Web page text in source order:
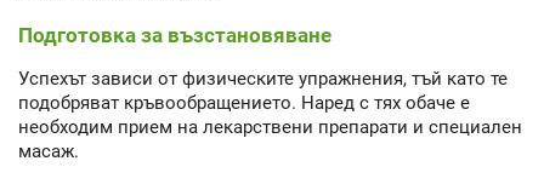
Подготовка за възстановяване
Успехът зависи от физическите упражнения, тъй като те
подобряват кръвообращението. Наред с тях обаче е
необходим прием на лекарствени препарати и специален
масаж.